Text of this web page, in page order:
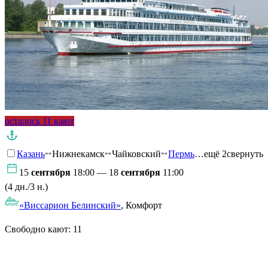
осталось 11 кают
Казань Нижнекамск Чайковский Пермь…ещё 2свернуть
15 сентября 18:00 — 18 сентября 11:00
(4 дн./3 н.)
«Виссарион Белинский», Комфорт
Свободно кают: 11